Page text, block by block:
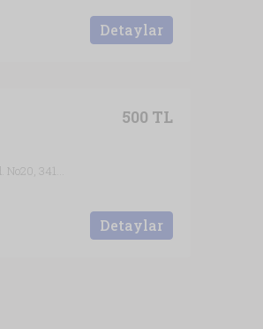
Detaylar
500 TL
Detaylar